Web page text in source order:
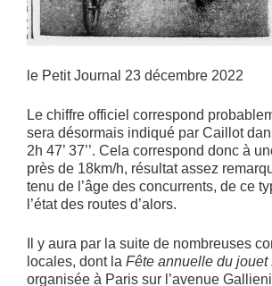
le Petit Journal 23 décembre 2022
Le chiffre officiel correspond
sera désormais indiqué par Caillot
2h 47’ 37’’. Cela correspond donc à
près de 18km/h, résultat assez
tenu de l’âge des concurrents, de ce
l’état des routes d’alors.
Il y aura par la suite de nombreuses
locales, dont la Fête annuelle du jouet
organisée à Paris sur l’avenue